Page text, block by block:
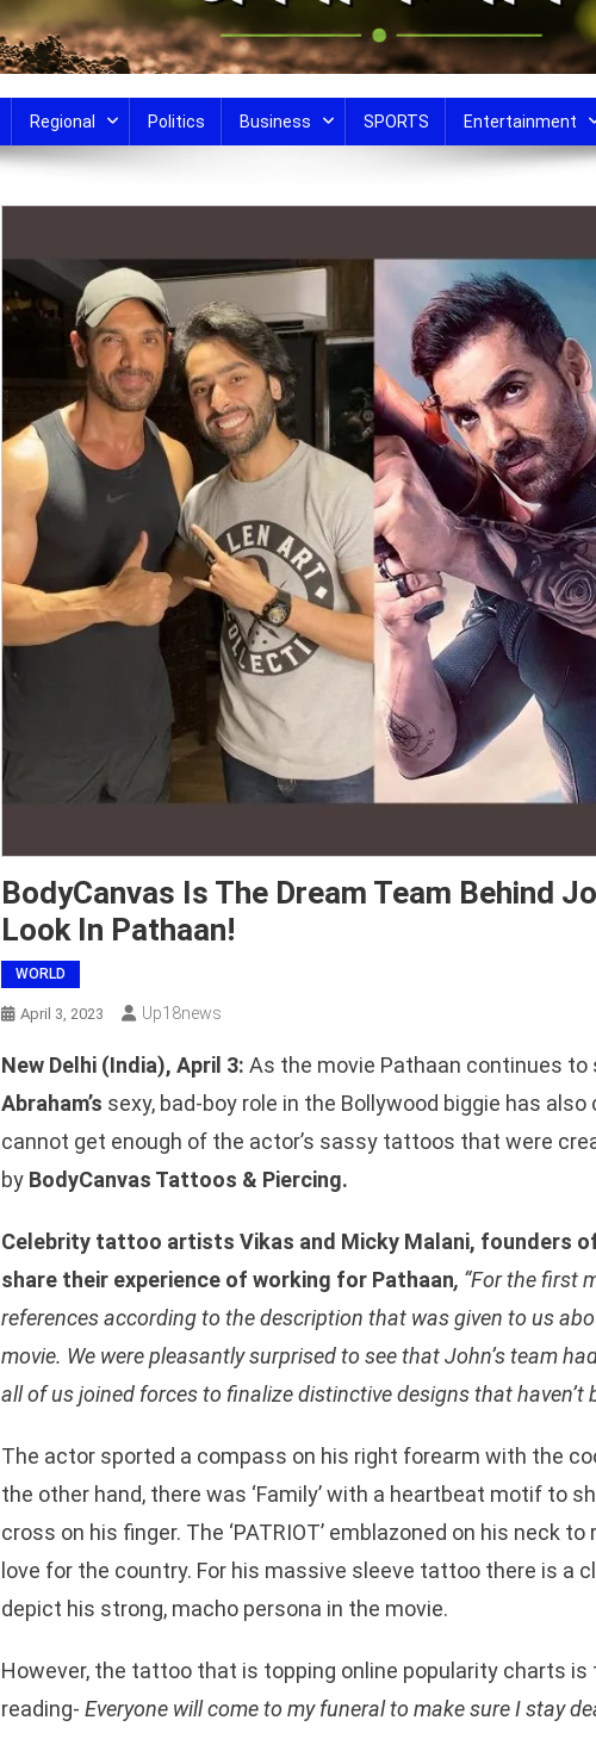
Regional Politics Business SPORTS Entertainment
BodyCanvas Is The Dream Team Behind
Look In Pathaan!
WORLD
April 3, 2023 Up18news
New Delhi (India), April 3: As the movie Pathaan continues to
Abraham’s sexy, bad-boy role in the Bollywood biggie has
cannot get enough of the actor’s sassy tattoos that were
by BodyCanvas Tattoos & Piercing.
Celebrity tattoo artists Vikas and Micky Malani, founders
share their experience of working for Pathaan, “For the first
references according to the description that was given to us
movie. We were pleasantly surprised to see that John’s team
all of us joined forces to finalize distinctive designs that haven’t
The actor sported a compass on his right forearm with the
the other hand, there was ‘Family’ with a heartbeat motif to
cross on his finger. The ‘PATRIOT’ emblazoned on his neck
love for the country. For his massive sleeve tattoo there is a
depict his strong, macho persona in the movie.
However, the tattoo that is topping online popularity charts is
reading- Everyone will come to my funeral to make sure I stay